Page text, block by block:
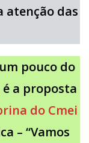
atenção das
pouco do
é a proposta
do Cmei
– “Vamos